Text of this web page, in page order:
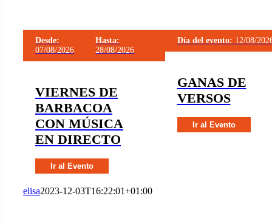
Desde:
07/08/2026
Hasta:
28/08/2026
VIERNES DE
BARBACOA
CON MÚSICA
EN DIRECTO
Ir al Evento
Día del evento: 12/08/
GANAS DE
VERSOS
Ir al Evento
elisa2023-12-03T16:22:01+01:00